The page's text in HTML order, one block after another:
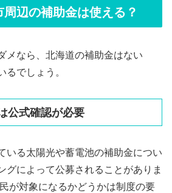
辺の補助金は使える？
メなら、北海道の補助金はない
るでしょう。
公式確認が必要
いる太陽光や蓄電池の補助金につい
グによって公募されることがありま
が対象になるかどうかは制度の要